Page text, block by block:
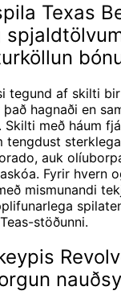
Texas
tegund af skilti
hagnaði en
Skilti með háum
tengdust
auk
Fyrir hvern
mismunandi
stöðunni.